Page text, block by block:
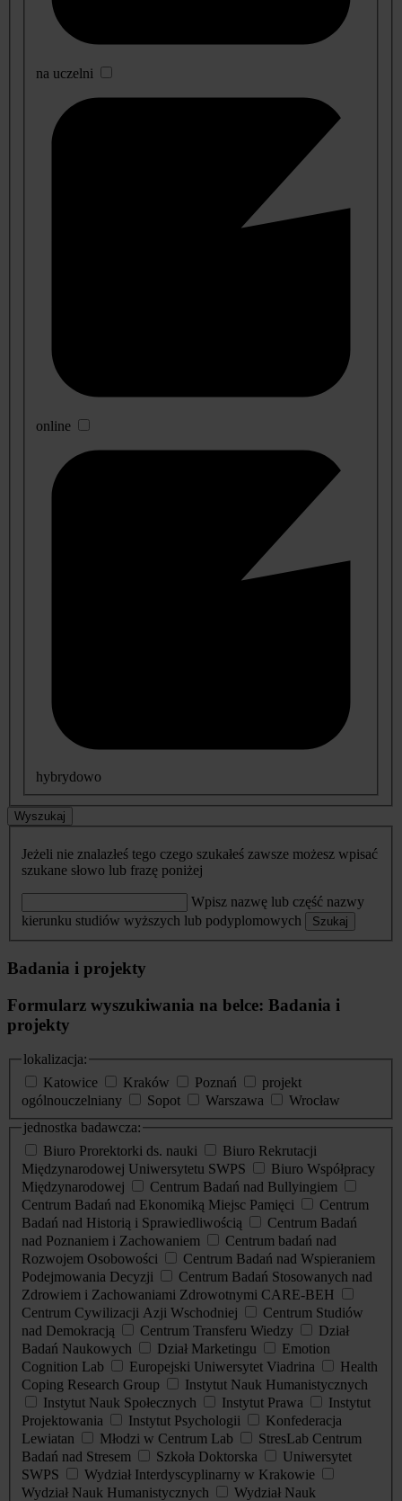
na uczelni
online
hybrydowo
Wyszukaj
Jeżeli nie znalazłeś tego czego szukałeś zawsze możesz wpisać
szukane słowo lub frazę poniżej
Wpisz nazwę lub część nazwy
kierunku studiów wyższych lub podyplomowych
Szukaj
Badania i projekty
Formularz wyszukiwania na belce: Badania i
projekty
lokalizacja:
Katowice
Kraków Poznań
projekt
ogólnouczelniany
Sopot Warszawa
Wrocław
jednostka badawcza:
Biuro Prorektorki ds. nauki
Biuro Rekrutacji
Międzynarodowej Uniwersytetu SWPS
Biuro Współpracy
Międzynarodowej
Centrum Badań nad Bullyingiem
Centrum Badań nad Ekonomiką Miejsc Pamięci
Centrum
Badań nad Historią i Sprawiedliwością
Centrum Badań
nad Poznaniem i Zachowaniem
Centrum badań nad
Rozwojem Osobowości
Centrum Badań nad Wspieraniem
Podejmowania Decyzji
Centrum Badań Stosowanych nad
Zdrowiem i Zachowaniami Zdrowotnymi CARE-BEH
Centrum Cywilizacji Azji Wschodniej
Centrum Studiów
nad Demokracją
Centrum Transferu Wiedzy
Dział
Badań Naukowych
Dział Marketingu
Emotion
Cognition Lab
Europejski Uniwersytet Viadrina
Health
Coping Research Group
Instytut Nauk Humanistycznych
Instytut Nauk Społecznych
Instytut Prawa
Instytut
Projektowania
Instytut Psychologii
Konfederacja
Lewiatan
Młodzi w Centrum Lab
StresLab Centrum
Badań nad Stresem
Szkoła Doktorska
Uniwersytet
SWPS
Wydział Interdyscyplinarny w Krakowie
Wydział Nauk Humanistycznych
Wydział Nauk